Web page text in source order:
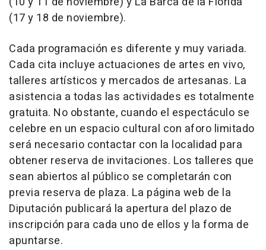
(17 y 18 de noviembre).
Cada programación es diferente y muy variada.
Cada cita incluye actuaciones de artes en vivo,
talleres artísticos y mercados de artesanas. La
asistencia a todas las actividades es totalmente
gratuita. No obstante, cuando el espectáculo se
celebre en un espacio cultural con aforo limitado
será necesario contactar con la localidad para
obtener reserva de invitaciones. Los talleres que
sean abiertos al público se completarán con
previa reserva de plaza. La página web de la
Diputación publicará la apertura del plazo de
inscripción para cada uno de ellos y la forma de
apuntarse.